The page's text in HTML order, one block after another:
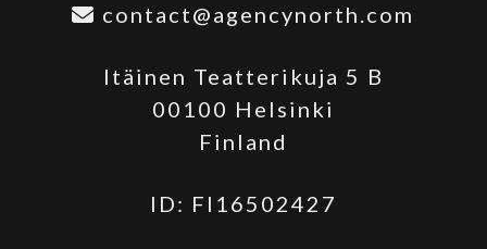
contact@agencynorth.com
Itäinen Teatterikuja 5 B
00100 Helsinki
Finland
ID: FI16502427